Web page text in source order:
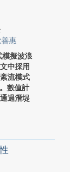
善惠
模擬波浪
中採用
流模式
數值計
過潛堤